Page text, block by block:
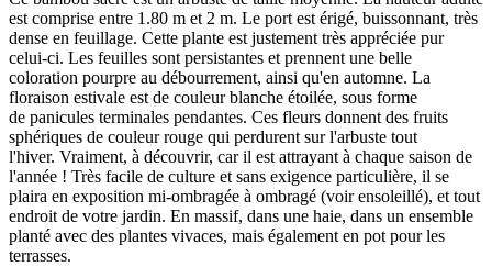
est comprise entre 1.80 m et 2 m. Le port est érigé, buissonnant, très
dense en feuillage. Cette plante est justement très appréciée pur
celui-ci. Les feuilles sont persistantes et prennent une belle
coloration pourpre au débourrement, ainsi qu'en automne. La
floraison estivale est de couleur blanche étoilée, sous forme
de panicules terminales pendantes. Ces fleurs donnent des fruits
sphériques de couleur rouge qui perdurent sur l'arbuste tout
l'hiver. Vraiment, à découvrir, car il est attrayant à chaque saison de
l'année ! Très facile de culture et sans exigence particulière, il se
plaira en exposition mi-ombragée à ombragé (voir ensoleillé), et tout
endroit de votre jardin. En massif, dans une haie, dans un ensemble
planté avec des plantes vivaces, mais également en pot pour les
terrasses.